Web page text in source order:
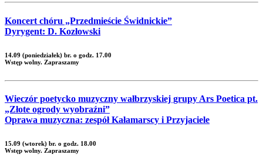
Koncert chóru „Przedmieście Świdnickie”
Dyrygent: D. Kozłowski
14.09 (poniedziałek) br. o godz. 17.00
Wstęp wolny. Zapraszamy
Wieczór poetycko muzyczny wałbrzyskiej grupy Ars Poetica pt.
„Złote ogrody wyobraźni”
Oprawa muzyczna: zespół Kałamarscy i Przyjaciele
15.09 (wtorek) br. o godz. 18.00
Wstęp wolny. Zapraszamy